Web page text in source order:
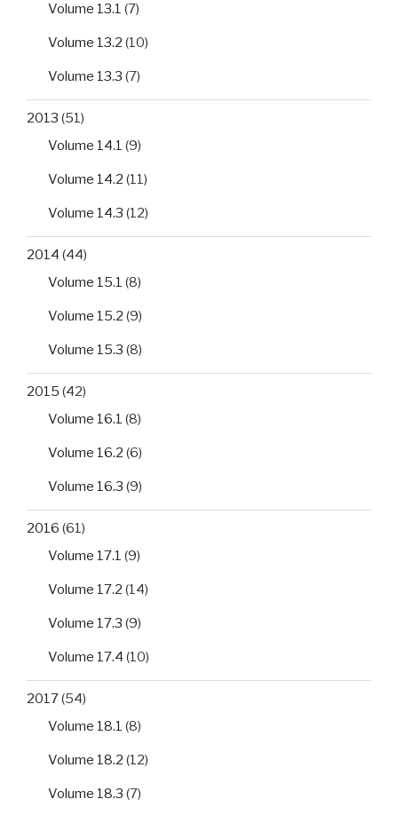
Volume 13.1 (7)
Volume 13.2 (10)
Volume 13.3 (7)
2013 (51)
Volume 14.1 (9)
Volume 14.2 (11)
Volume 14.3 (12)
2014 (44)
Volume 15.1 (8)
Volume 15.2 (9)
Volume 15.3 (8)
2015 (42)
Volume 16.1 (8)
Volume 16.2 (6)
Volume 16.3 (9)
2016 (61)
Volume 17.1 (9)
Volume 17.2 (14)
Volume 17.3 (9)
Volume 17.4 (10)
2017(54)
Volume 18.1 (8)
Volume 18.2 (12)
Volume 18.3 (7)